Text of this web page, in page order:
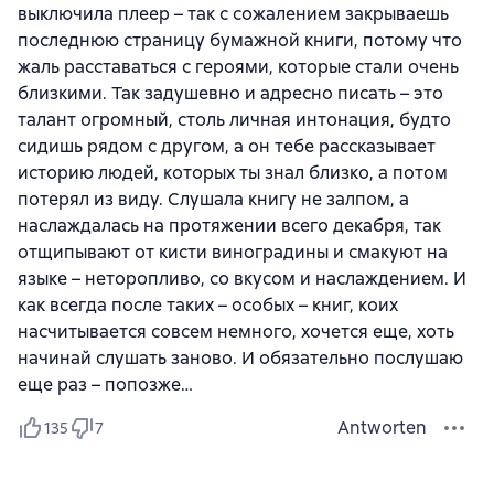
выключила плеер – так с сожалением закрываешь
последнюю страницу бумажной книги, потому что
жаль расставаться с героями, которые стали очень
близкими. Так задушевно и адресно писать – это
талант огромный, столь личная интонация, будто
сидишь рядом с другом, а он тебе рассказывает
историю людей, которых ты знал близко, а потом
потерял из виду. Слушала книгу не залпом, а
наслаждалась на протяжении всего декабря, так
отщипывают от кисти виноградины и смакуют на
языке – неторопливо, со вкусом и наслаждением. И
как всегда после таких – особых – книг, коих
насчитывается совсем немного, хочется еще, хоть
начинай слушать заново. И обязательно послушаю
еще раз – попозже…
135 7 Antworten